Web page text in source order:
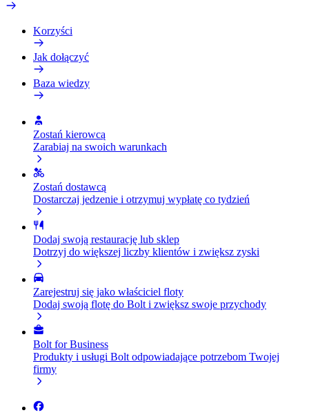
Korzyści
Jak dołączyć
Baza wiedzy
Zostań kierowcą
Zarabiaj na swoich warunkach
Zostań dostawcą
Dostarczaj jedzenie i otrzymuj wypłatę co tydzień
Dodaj swoją restaurację lub sklep
Dotrzyj do większej liczby klientów i zwiększ zyski
Zarejestruj się jako właściciel floty
Dodaj swoją flotę do Bolt i zwiększ swoje przychody
Bolt for Business
Produkty i usługi Bolt odpowiadające potrzebom Twojej
firmy